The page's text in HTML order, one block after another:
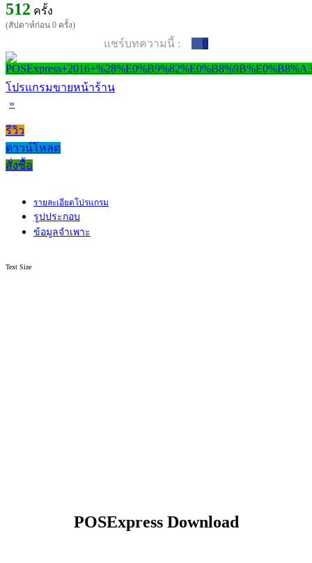
512 ครั้ง
(สัปดาห์ก่อน 0 ครั้ง)
แชร์บทความนี้ : 0
โปรแกรมขายหน้าร้าน
»
รีวิว
ดาวน์โหลด
สั่งซื้อ
รายละเอียดโปรแกรม
รูปประกอบ
ข้อมูลจำเพาะ
Text Size
POSExpress Download